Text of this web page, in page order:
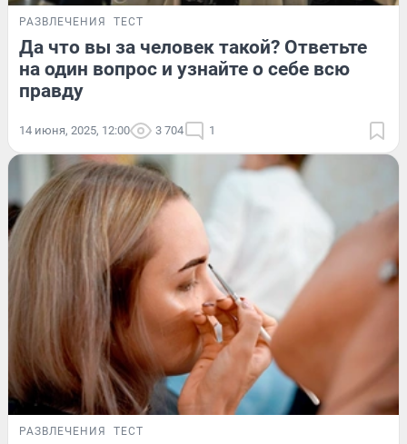
РАЗВЛЕЧЕНИЯ ТЕСТ
Да что вы за человек такой? Ответьте
на один вопрос и узнайте о себе всю
правду
14 июня, 2025, 12:00 3 704 1
РАЗВЛЕЧЕНИЯ ТЕСТ